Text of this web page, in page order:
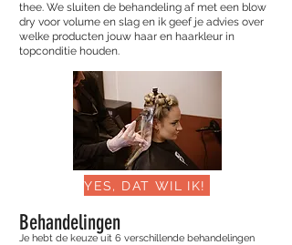
thee. We sluiten de behandeling af met een blow
dry voor volume en slag en ik geef je advies over
welke producten jouw haar en haarkleur in
topconditie houden.
YES, DAT WIL IK!
Behandelingen
Je hebt de keuze uit 6 verschillende behandelingen